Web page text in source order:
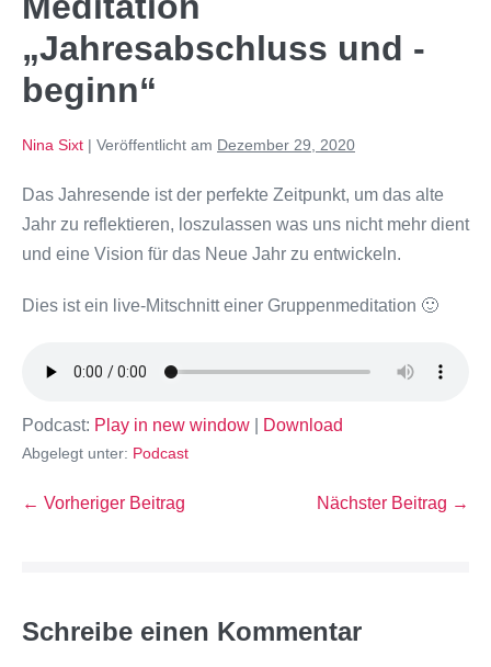
„Jahresabschluss und -
beginn“
Nina Sixt | Veröffentlicht am Dezember 29, 2020
Das Jahresende ist der perfekte Zeitpunkt, um das alte
Jahr zu reflektieren, loszulassen was uns nicht mehr dient
und eine Vision für das Neue Jahr zu entwickeln.
Dies ist ein live-Mitschnitt einer Gruppenmeditation 🙂
Podcast: Play in new window Download
Abgelegt unter: Podcast
← Vorheriger Beitrag Nächster Beitrag →
Schreibe einen Kommentar